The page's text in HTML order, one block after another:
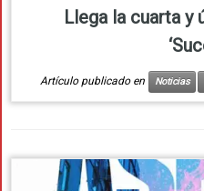
Llega la cuarta y
Artículo publicado en Noticias